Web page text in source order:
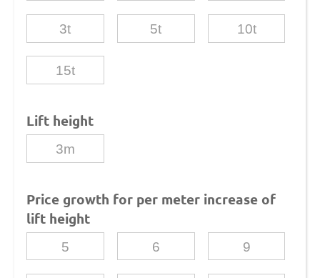
3t 5t 10t
15t
Lift height
3m
Price growth for per meter increase of
lift height
5 6 9